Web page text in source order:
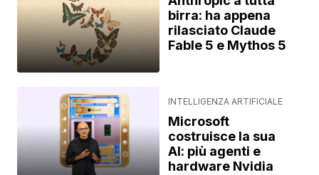
birra: ha appena
rilasciato Claude
Fable 5 e Mythos 5
INTELLIGENZA ARTIFICIALE
Microsoft
costruisce la sua
AI: più agenti e
hardware Nvidia